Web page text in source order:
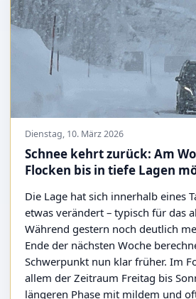
Dienstag, 10. März 2026
Schnee kehrt zurück: Am
Flocken bis in tiefe Lagen
Die Lage hat sich innerhalb eines
etwas verändert – typisch für das
Während gestern noch deutlich
Ende der nächsten Woche
Schwerpunkt nun klar früher. Im
allem der Zeitraum Freitag bis
längeren Phase mit mildem und